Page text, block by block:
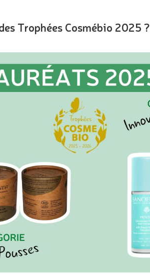
Trophées Cosmébio 2025 ?